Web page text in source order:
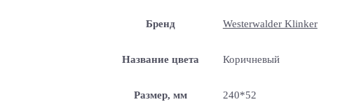
Бренд Westerwalder Klinker
Название цвета Коричневый
Размер, мм 240*52